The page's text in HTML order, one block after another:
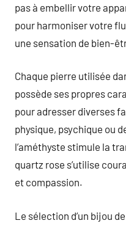
pas à embellir votre
pour harmoniser votre
une sensation de bien-
Chaque pierre utilisée
possède ses propres
pour adresser diverses
physique, psychique ou
l’améthyste stimule la
quartz rose s’utilise
et compassion.
Le sélection d’un bijou